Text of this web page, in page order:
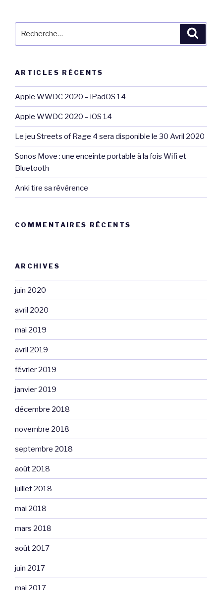
ARTICLES RÉCENTS
Apple WWDC 2020 – iPadOS 14
Apple WWDC 2020 – iOS 14
Le jeu Streets of Rage 4 sera disponible le 30 Avril 2020
Sonos Move : une enceinte portable à la fois Wifi et
Bluetooth
Anki tire sa révérence
COMMENTAIRES RÉCENTS
ARCHIVES
juin 2020
avril 2020
mai 2019
avril 2019
février 2019
janvier 2019
décembre 2018
novembre 2018
septembre 2018
août 2018
juillet 2018
mai 2018
mars 2018
août 2017
juin 2017
mai 2017